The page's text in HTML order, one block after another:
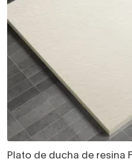
Plato de ducha de resina